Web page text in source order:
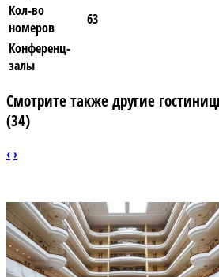
Кол-во
номеров
63
Конференц-
залы
Смотрите также другие
(34)
‹›